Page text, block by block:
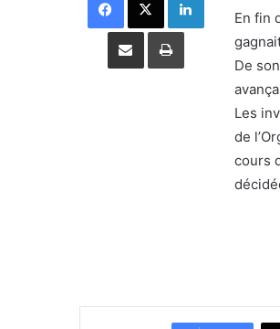
En fin
De
Les
de
cours
Partager par email Imprimer